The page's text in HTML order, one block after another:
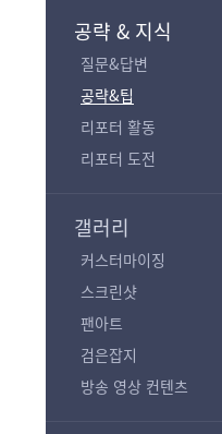
공략 & 지식
질문&답변
공략&팁
리포터 활동
리포터 도전
갤러리
커스터마이징
스크린샷
팬아트
검은잡지
방송 영상 컨텐츠